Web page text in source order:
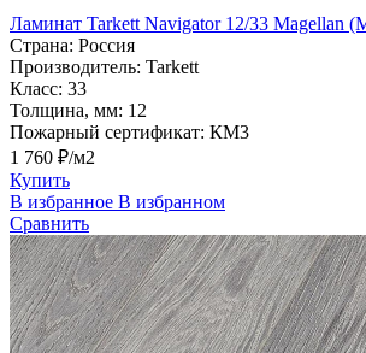
Ламинат Tarkett Navigator 12/33 Magellan
Страна: Россия
Производитель: Tarkett
Класс: 33
Толщина, мм: 12
Пожарный сертификат: КМ3
1 760 ₽/м2
Купить
В избранное В избранном
Сравнить